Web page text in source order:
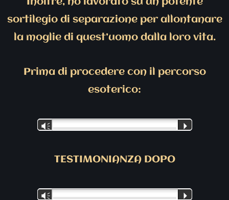
sortilegio di separazione per allontanare
la moglie di quest’uomo dalla loro vita.
Prima di procedere con il percorso
esoterico:
Vm P
TESTIMONIANZA DOPO
Vm P